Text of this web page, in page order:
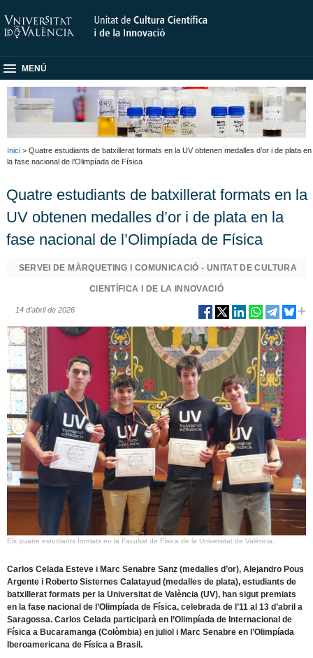
MENÚ
Inici > Quatre estudiants de batxillerat formats en la UV obtenen medalles d’or i de plata en
la fase nacional de l’Olimpíada de Física
Quatre estudiants de batxillerat formats en la
UV obtenen medalles d’or i de plata en la
fase nacional de l’Olimpíada de Física
SERVEI DE MÀRQUETING I COMUNICACIÓ - UNITAT DE CULTURA
CIENTÍFICA I DE LA INNOVACIÓ
14 d’abril de 2026
Els quatre estudiants formats en la Facultat de Física de la Universitat de València.
Carlos Celada Esteve i Marc Senabre Sanz (medalles d’or), Alejandro Pous
Argente i Roberto Sisternes Calatayud (medalles de plata), estudiants de
batxillerat formats per la Universitat de València (UV), han sigut premiats
en la fase nacional de l’Olimpíada de Física, celebrada de l’11 al 13 d’abril a
Saragossa. Carlos Celada participarà en l’Olimpíada de Internacional de
Física a Bucaramanga (Colòmbia) en juliol i Marc Senabre en l’Olimpíada
Iberoamericana de Física a Brasil.